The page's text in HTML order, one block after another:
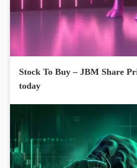
Stock To Buy – JBM Share
today